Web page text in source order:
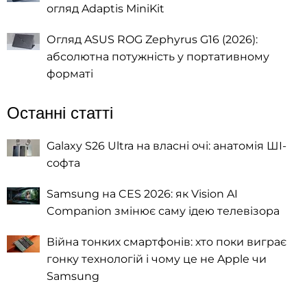
огляд Adaptis MiniKit
Огляд ASUS ROG Zephyrus G16 (2026):
абсолютна потужність у портативному
форматі
Останні статті
Galaxy S26 Ultra на власні очі: анатомія ШІ-
софта
Samsung на CES 2026: як Vision AI
Companion змінює саму ідею телевізора
Війна тонких смартфонів: хто поки виграє
гонку технологій і чому це не Apple чи
Samsung